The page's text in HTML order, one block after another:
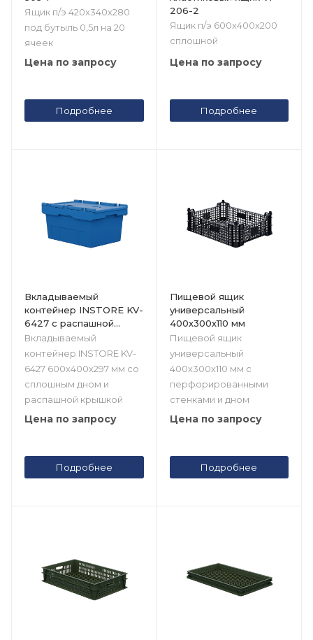
Ящик п/э 420х340х280
под бутыль 0,5л на 20
ячеек
Цена по запросу
Подробнее
206-2
Ящик п/э 600х400х200
сплошной
Цена по запросу
Подробнее
Вкладываемый
контейнер INSTORE KV-
6427 с распашной
крышкой
Вкладываемый
контейнер INSTORE KV-
6427 600х400х297 мм со
сплошным дном и
распашной крышкой
Цена по запросу
Подробнее
Пищевой ящик
универсальный
400х300х110 мм
Пищевой ящик
универсальный
400х300х110 мм с
перфорированными
стенками и дном
Цена по запросу
Подробнее